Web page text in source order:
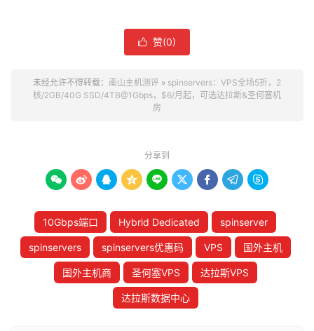
 赞(0)
未经允许不得转载： 南山主机测评 » spinservers：VPS全场5折，2
核/2GB/40G SSD/4TB@1Gbps，$6/月起，可选达拉斯&圣何塞机
房
分享到
        
10Gbps端口 Hybrid Dedicated spinserver
spinservers spinservers优惠码 VPS 国外主机
国外主机商 圣何塞VPS 达拉斯VPS
达拉斯数据中心